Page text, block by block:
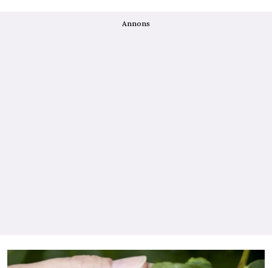
Annons